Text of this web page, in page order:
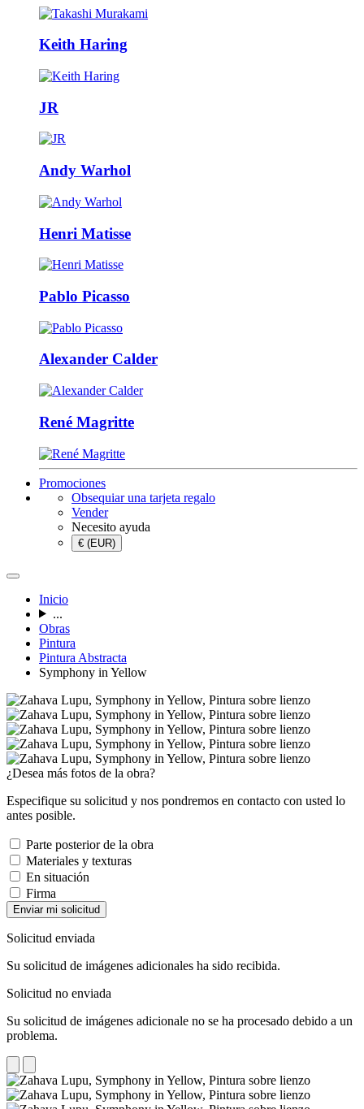
Keith Haring
JR
Andy Warhol
Henri Matisse
Pablo Picasso
Alexander Calder
René Magritte
Promociones
Obsequiar una tarjeta regalo
Vender
Necesito ayuda
€ (EUR)
Inicio
...
Obras
Pintura
Pintura Abstracta
Symphony in Yellow
¿Desea más fotos de la obra?
Especifique su solicitud y nos pondremos en contacto con usted lo
antes posible.
Parte posterior de la obra
Materiales y texturas
En situación
Firma
Enviar mi solicitud
Solicitud enviada
Su solicitud de imágenes adicionales ha sido recibida.
Solicitud no enviada
Su solicitud de imágenes adicionale no se ha procesado debido a un
problema.